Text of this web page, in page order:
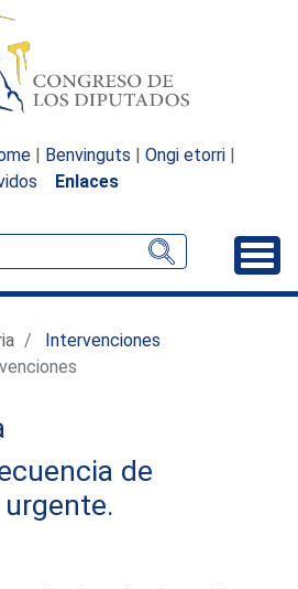
| Benvinguts | Ongi etorri |
Enlaces
Intervenciones
de